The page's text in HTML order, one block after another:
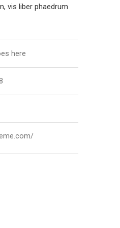
vis liber phaedrum
here